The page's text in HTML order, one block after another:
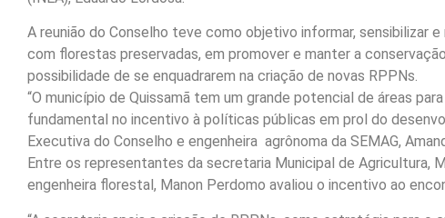
A reunião do Conselho teve como objetivo informar, sensibilizar
com florestas preservadas, em promover e manter a
possibilidade de se enquadrarem na criação de novas RPPNs.
“O município de Quissamã tem um grande potencial de áreas
fundamental no incentivo à políticas públicas em prol do
Executiva do Conselho e engenheira agrônoma da SEMAG,
Entre os representantes da secretaria Municipal de Agricultura,
engenheira florestal, Manon Perdomo avaliou o incentivo ao